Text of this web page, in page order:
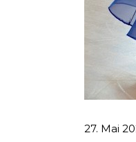
27. Mai